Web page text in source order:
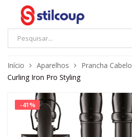
Início Aparelhos Prancha Cabelo
Curling Iron Pro Styling
-41%